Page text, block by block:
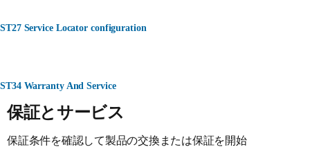
ST27 Service Locator configuration
ST34 Warranty And Service
保証とサービス
保証条件を確認して製品の交換または保証を開始